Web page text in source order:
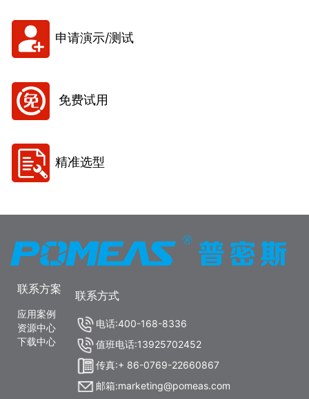
申请演示/测试
免费试用
精准选型
联系方案
应用案例
资源中心
下载中心
联系方式
电话:400-168-8336
值班电话:13925702452
传真:+ 86-0769-22660867
邮箱:marketing@pomeas.com